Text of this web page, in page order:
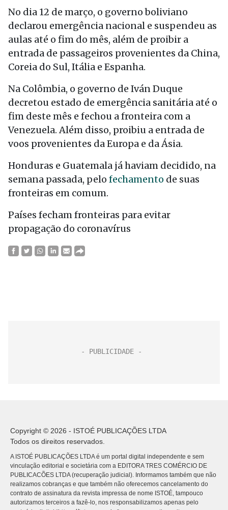
No dia 12 de março, o governo boliviano
declarou emergência nacional e suspendeu as
aulas até o fim do mês, além de proibir a
entrada de passageiros provenientes da China,
Coreia do Sul, Itália e Espanha.
Na Colômbia, o governo de Iván Duque
decretou estado de emergência sanitária até o
fim deste mês e fechou a fronteira com a
Venezuela. Além disso, proibiu a entrada de
voos provenientes da Europa e da Ásia.
Honduras e Guatemala já haviam decidido, na
semana passada, pelo fechamento de suas
fronteiras em comum.
Países fecham fronteiras para evitar
propagação do coronavírus
Copyright © 2026 - ISTOÉ PUBLICAÇÕES LTDA
Todos os direitos reservados.
A ISTOÉ PUBLICAÇÕES LTDA é um portal digital independente e sem
vinculação editorial e societária com a EDITORA TRES COMÉRCIO DE
PUBLICACÕES LTDA (recuperação judicial). Informamos também que não
realizamos cobranças e que também não oferecemos cancelamento do
contrato de assinatura da revista impressa de nome ISTOÉ, tampouco
autorizamos terceiros a fazê-lo, nos responsabilizamos apenas pelo